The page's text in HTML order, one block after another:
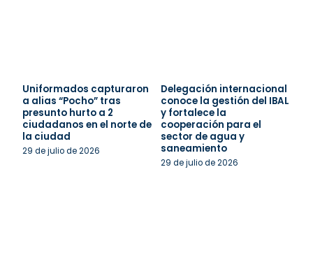
Uniformados capturaron
a alias “Pocho” tras
presunto hurto a 2
ciudadanos en el norte de
la ciudad
29 de julio de 2026
Delegación internacional
conoce la gestión del IBAL
y fortalece la
cooperación para el
sector de agua y
saneamiento
29 de julio de 2026